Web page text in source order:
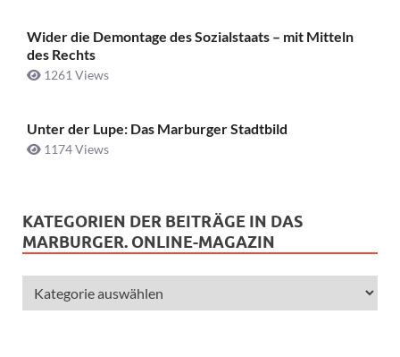
Wider die Demontage des Sozialstaats – mit Mitteln
des Rechts
1261 Views
Unter der Lupe: Das Marburger Stadtbild
1174 Views
KATEGORIEN DER BEITRÄGE IN DAS
MARBURGER. ONLINE-MAGAZIN